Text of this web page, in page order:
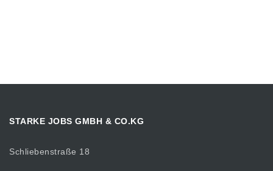
STARKE JOBS GMBH & CO.KG
Schliebenstraße 18